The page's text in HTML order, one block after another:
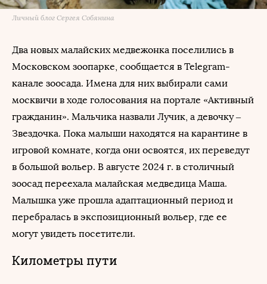
Личный блог Сергея Собянина
Два новых малайских медвежонка поселились в
Московском зоопарке, сообщается в Telegram-
канале зоосада. Имена для них выбирали сами
москвичи в ходе голосования на портале «Активный
гражданин». Мальчика назвали Лучик, а девочку –
Звездочка. Пока малыши находятся на карантине в
игровой комнате, когда они освоятся, их переведут
в большой вольер. В августе 2024 г. в столичный
зоосад переехала малайская медведица Маша.
Малышка уже прошла адаптационный период и
перебралась в экспозиционный вольер, где ее
могут увидеть посетители.
Километры пути